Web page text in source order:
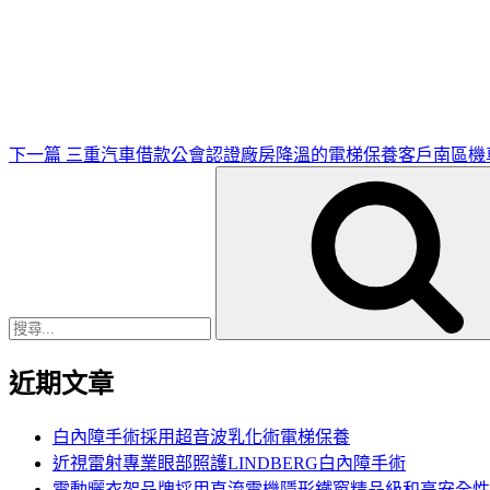
下一篇 三重汽車借款公會認證廠房降溫的電梯保養客戶南區機
近期文章
白內障手術採用超音波乳化術電梯保養
近視雷射專業眼部照護LINDBERG白內障手術